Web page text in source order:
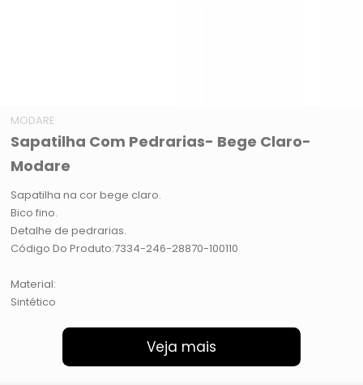
MODARE
Sapatilha Com Pedrarias- Bege Claro-
Modare
Sapatilha na cor bege claro.
Bico fino.
Detalhe de pedrarias.
Código Do Produto:7334-246-28870-100110
Material:
Sintético
Veja mais